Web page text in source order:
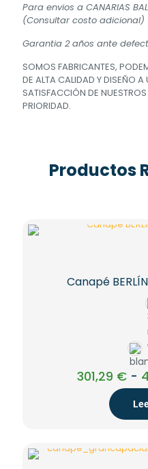
Para envios a CANARIAS
(Consultar costo adicional)
Garantia 2 años ante
SOMOS FABRICANTES,
DE ALTA CALIDAD Y DISEÑO
SATISFACCIÓN DE
PRIORIDAD.
Productos
Canapé
301,29 € -